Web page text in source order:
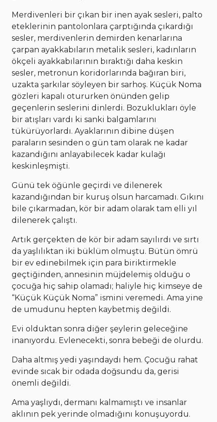
Merdivenleri bir çıkan bir inen ayak sesleri, palto
eteklerinin pantolonlara çarptığında çıkardığı
sesler, merdivenlerin demirden kenarlarına
çarpan ayakkabıların metalik sesleri, kadınların
ökçeli ayakkabılarının bıraktığı daha keskin
sesler, metronun koridorlarında bağıran biri,
uzakta şarkılar söyleyen bir sarhoş. Küçük Noma
gözleri kapalı otururken önünden gelip
geçenlerin seslerini dinlerdi. Bozuklukları öyle
bir atışları vardı ki sanki balgamlarını
tükürüyorlardı. Ayaklarının dibine düşen
paraların sesinden o gün tam olarak ne kadar
kazandığını anlayabilecek kadar kulağı
keskinleşmişti.
Günü tek öğünle geçirdi ve dilenerek
kazandığından bir kuruş olsun harcamadı. Gıkını
bile çıkarmadan, kör bir adam olarak tam elli yıl
dilenerek çalıştı.
Artık gerçekten de kör bir adam sayılırdı ve sırtı
da yaşlılıktan iki büklüm olmuştu. Bütün ömrü
bir ev edinebilmek için para biriktirmekle
geçtiğinden, annesinin müjdelemiş olduğu o
çocuğa hiç sahip olamadı; haliyle hiç kimseye de
“Küçük Küçük Noma” ismini veremedi. Ama yine
de umudunu hepten kaybetmiş değildi.
Evi olduktan sonra diğer şeylerin geleceğine
inanıyordu. Evlenecekti, sonra bebeği de olurdu.
Daha altmış yedi yaşındaydı hem. Çocuğu rahat
evinde sıcak bir odada doğsundu da, gerisi
önemli değildi.
Ama yaşlıydı, dermanı kalmamıştı ve insanlar
aklının pek yerinde olmadığını konuşuyordu.